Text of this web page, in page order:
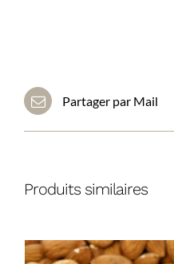
Partager par Mail
Produits similaires